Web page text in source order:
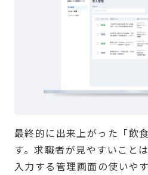
最終的に出来上がった「飲
す。求職者が見やすいこと
入力する管理画面の使いや